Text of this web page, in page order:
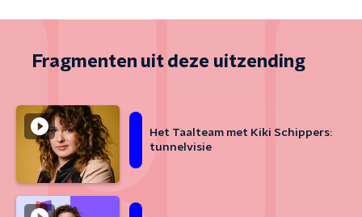
Fragmenten uit deze uitzending
Het Taalteam met Kiki Schippers:
tunnelvisie